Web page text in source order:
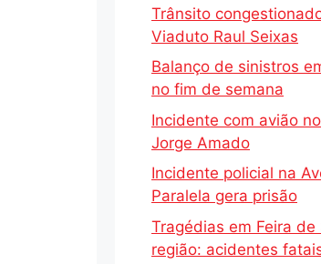
Trânsito
Viaduto Raul Seixas
Balanço de sinistros
no fim de semana
Incidente com avião
Jorge Amado
Incidente policial na
Paralela gera prisão
Tragédias em Feira de
região: acidentes